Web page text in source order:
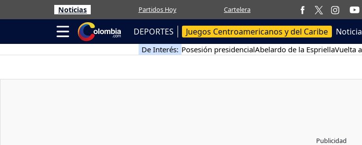
Noticias Partidos Hoy Cartelera
DEPORTES Juegos Centroamericanos y del Caribe
De Interés: Posesión presidencialAbelardo de la EspriellaVuelta